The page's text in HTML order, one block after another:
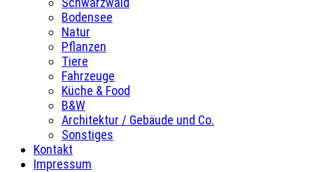
Bodensee
Natur
Pflanzen
Tiere
Fahrzeuge
Küche & Food
B&W
Architektur / Gebäude und Co.
Sonstiges
Kontakt
Impressum